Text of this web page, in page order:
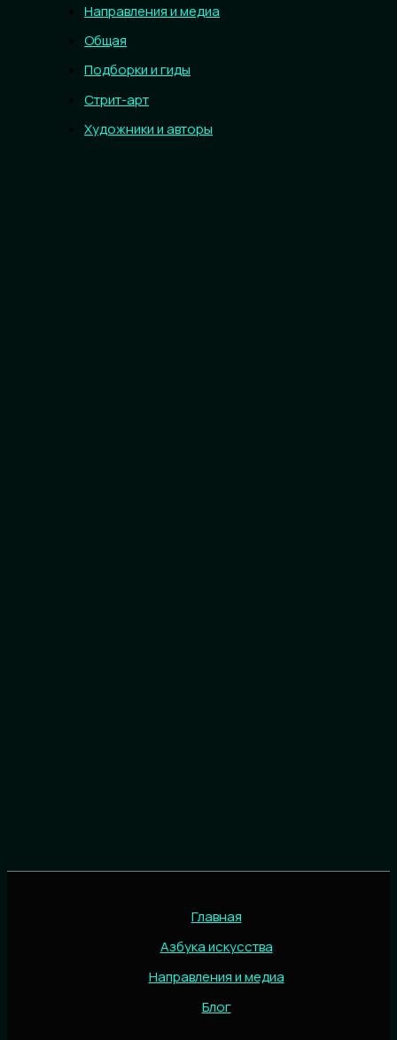
Направления и медиа
Общая
Подборки и гиды
Стрит-арт
Художники и авторы
Главная
Азбука искусства
Направления и медиа
Блог